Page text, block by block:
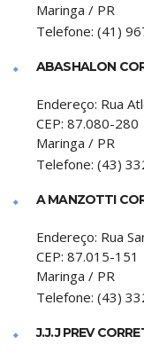
Maringa / PR
Telefone: (41)
ABASHALON
Endereço: Rua
CEP: 87.080-280
Maringa / PR
Telefone: (43)
A MANZOTTI
Endereço: Rua
CEP: 87.015-151
Maringa / PR
Telefone: (43)
J.J.J PREV